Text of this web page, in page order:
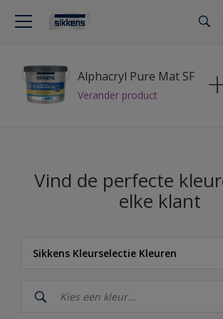
Alphacryl Pure Mat SF
Verander product
Vind de perfecte
elke klant
Sikkens Kleurselectie Kleuren
Sikkens